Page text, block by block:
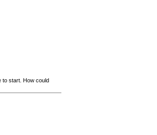
to start. How could